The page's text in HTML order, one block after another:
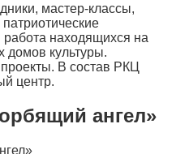
мастер-классы,
работа находящихся на
домов культуры.
В состав РКЦ
центр.
ангел»